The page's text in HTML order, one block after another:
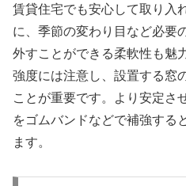
賃貸住宅でも安心して取り入
に、季節の変わり目など必要
外すことができる柔軟性も魅
強度には注意し、設置する窓
ことが重要です。より安定さ
をゴムバンドなどで補強する
ます。